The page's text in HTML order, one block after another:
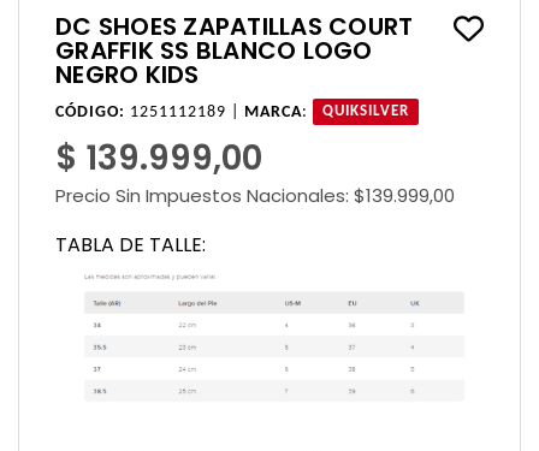
DC SHOES ZAPATILLAS COURT
GRAFFIK SS BLANCO LOGO
NEGRO KIDS
CÓDIGO: 1251112189 | MARCA: QUIKSILVER
$ 139.999,00
Precio Sin Impuestos Nacionales: $139.999,00
TABLA DE TALLE: